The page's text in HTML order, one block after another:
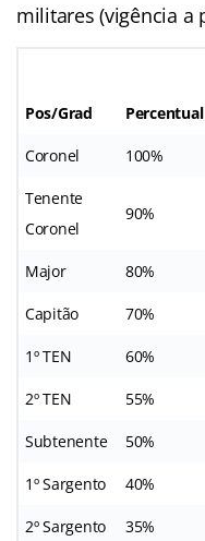
militares (vigência a
Pos/Grad Percentual
Coronel 100%
Tenente
Coronel
90%
Major 80%
Capitão 70%
1º TEN 60%
2º TEN 55%
Subtenente 50%
1º Sargento 40%
2º Sargento 35%